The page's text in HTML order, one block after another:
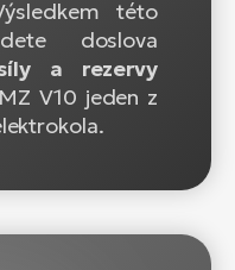
této
doslova
a rezervy
V10 jeden z